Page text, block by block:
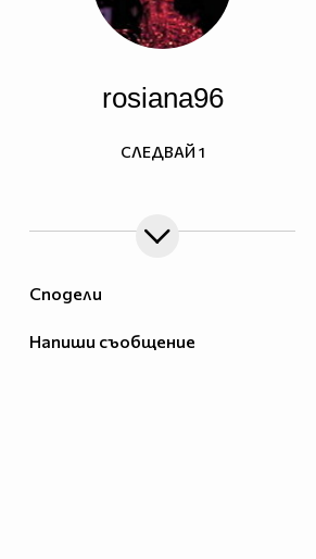
Сподели
Напиши съобщение
rosiana96
СЛЕДВАЙ 1